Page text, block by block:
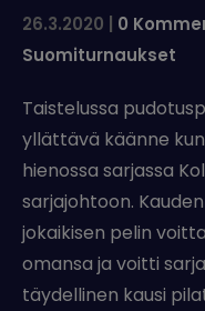
26.3.2020 | 0
Suomiturnaukset
Taistelussa
yllättävä käänne
hienossa sarjassa
sarjajohtoon.
jokaikisen pelin
omansa ja voitti
täydellinen kausi